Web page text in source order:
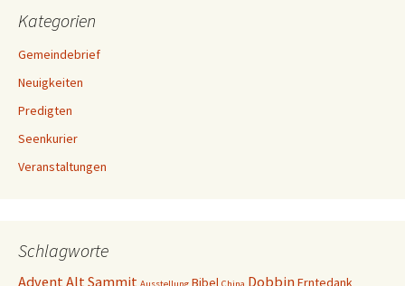
Kategorien
Gemeindebrief
Neuigkeiten
Predigten
Seenkurier
Veranstaltungen
Schlagworte
AdventAlt Sammit Bibel Dobbin Erntedank